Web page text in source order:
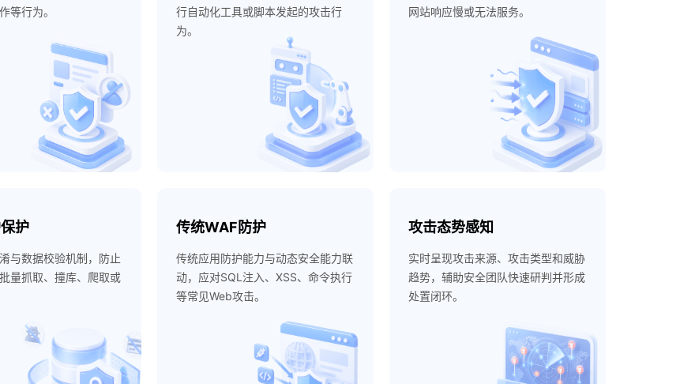
等行为。
行自动化工具或脚本发起的攻击行
为。
网站响应慢或无法服务。
护
与数据校验机制，防止
量抓取、撞库、爬取或
传统WAF防护
传统应用防护能力与动态安全能力联
动，应对SQL注入、XSS、命令执行
等常见Web攻击。
攻击态势感知
实时呈现攻击来源、攻击类型和威胁
趋势，辅助安全团队快速研判并形成
处置闭环。